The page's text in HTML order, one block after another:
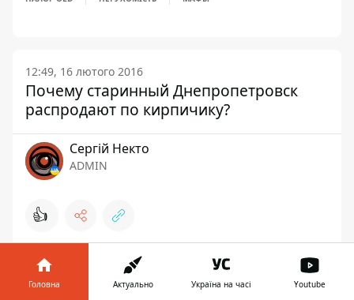
12:49, 16 лютого 2016
Почему старинный Днепропетровск
распродают по кирпичику?
Сергій Некто
ADMIN
👍
Головна Актуально Україна на часі Youtube